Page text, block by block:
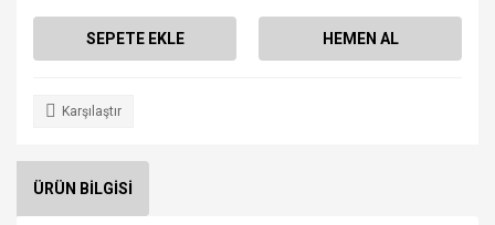
SEPETE EKLE HEMEN AL
Karşılaştır
ÜRÜN BİLGİSİ